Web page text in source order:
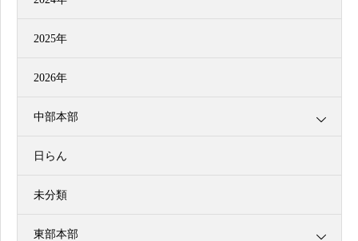
2025年
2026年
中部本部
日らん
未分類
東部本部